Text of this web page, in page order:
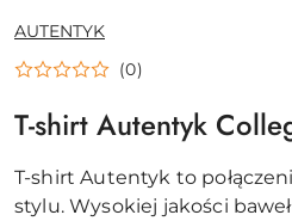
NAZWA
PRODUCENTA:
AUTENTYK
(0)
T-shirt Autentyk
T-shirt Autentyk to
stylu. Wysokiej jakości